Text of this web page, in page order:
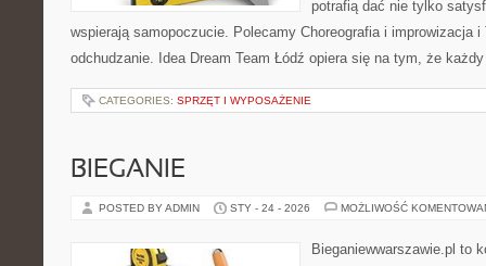
potrafią dać nie tylko
wspierają samopoczucie. Polecamy Choreografia i improwizacja
odchudzanie. Idea Dream Team Łódź opiera się na tym, że
CATEGORIES: SPRZĘT I WYPOSAŻENIE
BIEGANIE
POSTED BY ADMIN STY - 24 - 2026 MOŻLIWOŚĆ
Bieganiewwarszawie.pl to